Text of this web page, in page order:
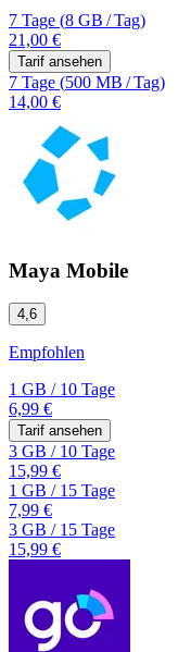
7 Tage (8 GB /Tag)
21,00 €
Tarif ansehen
7 Tage (500 MB /Tag)
14,00 €
Maya Mobile
4,6
Empfohlen
1 GB /10 Tage
6,99 €
Tarif ansehen
3 GB /10 Tage
15,99 €
1 GB /15 Tage
7,99 €
3 GB /15 Tage
15,99 €